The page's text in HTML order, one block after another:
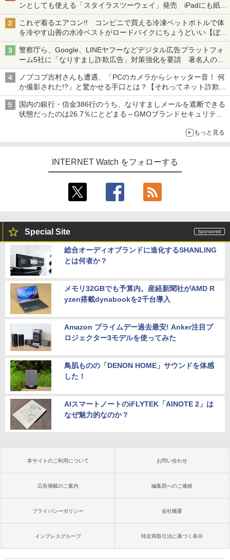
ンとしても使える「スタイラスツーウェイ」発売 iPadにも紙に
も、持ち替えずに書き込める
これぞ着るエアコン!! コンビニで買える冷凍ペットボトルで体
を冷やす山善の水冷ベストがロードバイクにちょうどいい【ぼっ
ち・ざ・ろーど！その14】【空いた時間でなにしてる？】
警察庁ら、Google、LINEヤフーなどデジタル広告プラットフォ
ーム5社に「なりすまし詐欺広告」対策強化を要請 著名人の写
真や映像を使った投資詐欺などへの対策として
ノブコブ吉村さんも遭遇、「PCのカメラからシャッター音！ 何
か撮影された!?」と驚かせる手口とは？【それってネット詐欺で
すよ！】
国内の銀行・信金386行のうち、なりすましメールを遮断できる
状態だったのは26.7％にとどまる～GMOブランドセキュリティ
もっと見る
INTERNET Watch をフォローする
Special Site
総合オーディオブランドに進化するSHANLING
とは何者か？
メモリ32GBでも予算内。産経新聞社がAMD R
yzen搭載dynabookを2千台導入
Amazon プライムデー過去最安! Anker注目プ
ロジェクター3モデルを使ってみた
鳥肌ものの「DENON HOME」サウンドを体感
した！
AIスマートノートのiFLYTEK「AINOTE 2」は
なぜ魅力的なのか？
本サイトのご利用について お問い合わせ
広告掲載のご案内 編集部へのご連絡
プライバシーポリシー 会社概要
インプレスグループ 特定商取引法に基づく表示